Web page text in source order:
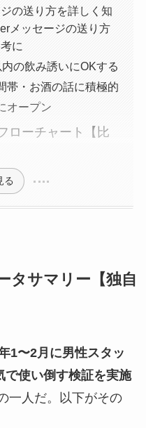
の送り方を詳しく知
メッセージの送り方
に
の飲み誘いにOKする
帯・お酒の話に積極的
オープン
ローチャート【比
る
タサマリー【独自
1〜2月に男性スタッ
使い倒す検証を実施
一人だ。以下がその